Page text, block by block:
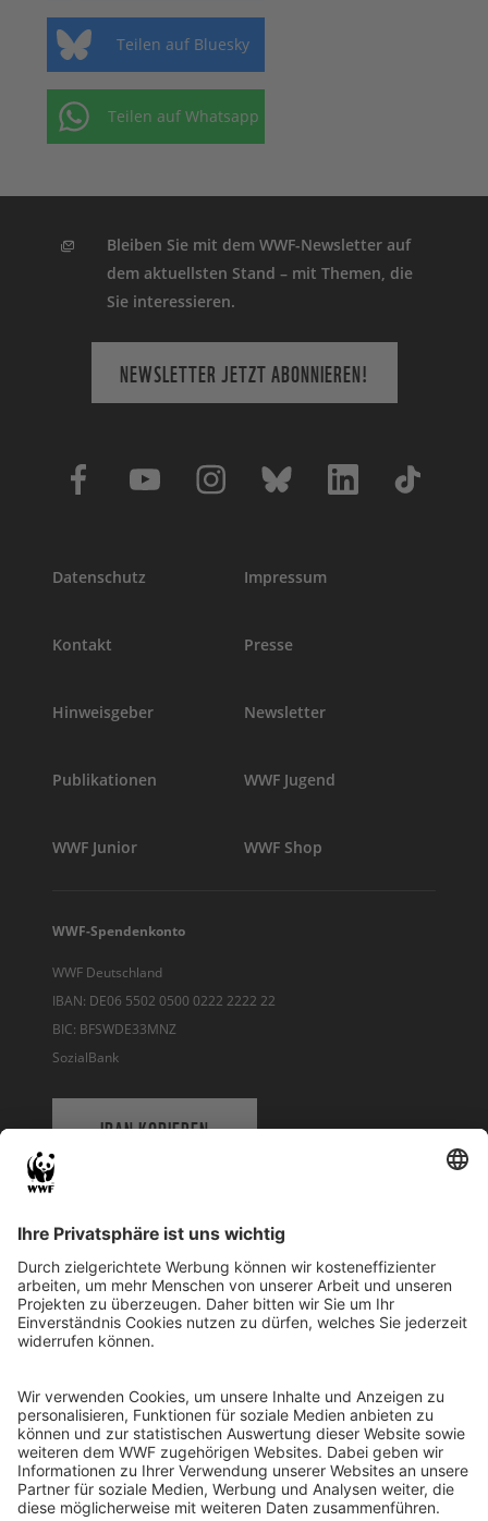
Teilen auf Bluesky
Teilen auf Whatsapp
Bleiben Sie mit dem WWF-Newsletter auf
dem aktuellsten Stand – mit Themen, die
Sie interessieren.
NEWSLETTER JETZT ABONNIEREN!
Datenschutz Impressum
Kontakt Presse
Hinweisgeber Newsletter
Publikationen WWF Jugend
WWF Junior WWF Shop
WWF-Spendenkonto
WWF Deutschland
IBAN: DE06 5502 0500 0222 2222 22
BIC: BFSWDE33MNZ
SozialBank
IBAN KOPIEREN
WWF Deutschland
Reinhardtstr. 18
10117 Berlin
Ihre Spende kann steuerlich geltend gemacht werden
Registriert als Stiftung WWF Deutschland, Senatsverwaltung für
Justiz Berlin, Az: 3416/976/2
Umsatzsteuer-Identifikationsnummer: DE 114236103